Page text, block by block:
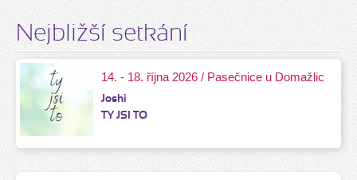
Nejbližší setkání
14. - 18. října 2026 / Pasečnice u Domažlic
Joshi
TY JSI TO